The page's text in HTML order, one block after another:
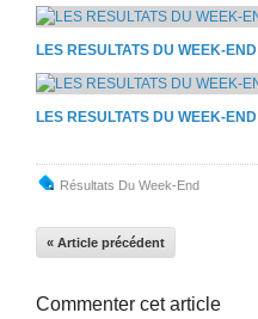
LES RESULTATS DU WEEK-END
LES RESULTATS DU WEEK-END
Résultats Du Week-End
« Article précédent
Commenter cet article